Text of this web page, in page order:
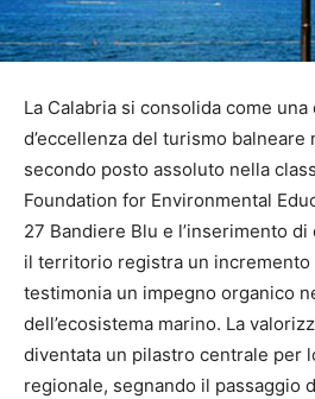
La Calabria si consolida come
d’eccellenza del turismo
secondo posto assoluto nella
Foundation for Environmental
27 Bandiere Blu e l’inserimento
il territorio registra un incremento
testimonia un impegno organico
dell’ecosistema marino. La
diventata un pilastro centrale per
regionale, segnando il passaggio